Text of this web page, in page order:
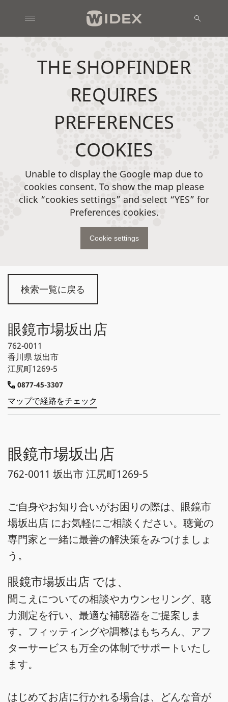
検索一覧に戻る
眼鏡市場坂出店
762-0011
香川県坂出市
江尻町1269-5
0877-45-3307
マップで経路をチェック
眼鏡市場坂出店
762-0011 坂出市 江尻町1269-5
ご自身やお知り合いがお困りの際は、眼鏡市
場坂出店 にお気軽にご相談ください。聴覚の
専門家と一緒に最善の解決策をみつけましょ
う。
眼鏡市場坂出店 では、
聞こえについての相談やカウンセリング、聴
力測定を行い、最適な補聴器をご提案しま
す。フィッティングや調整はもちろん、アフ
ターサービスも万全の体制でサポートいたし
ます。
はじめてお店に行かれる場合は、どんな音が
THE SHOPFINDER
REQUIRES
PREFERENCES
COOKIES
Unable to display the Google map due to
cookies consent. To show the map please
click “cookies settings” and select “YES” for
Preferences cookies.
Cookie settings